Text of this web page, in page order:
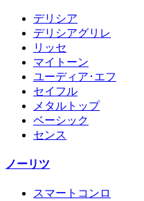
デリシア
デリシアグリレ
リッセ
マイトーン
ユーディア･エフ
セイフル
メタルトップ
ベーシック
センス
ノーリツ
スマートコンロ